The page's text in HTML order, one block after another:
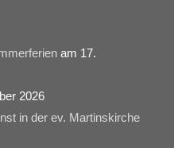
am 17.
2026
in der ev. Martinskirche